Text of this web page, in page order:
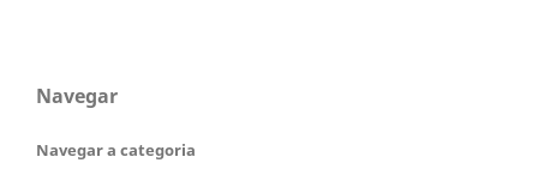
Navegar
Navegar a categoria